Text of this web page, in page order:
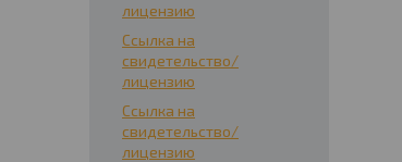
лицензию
Ссылка на
свидетельство/
лицензию
Ссылка на
свидетельство/
лицензию